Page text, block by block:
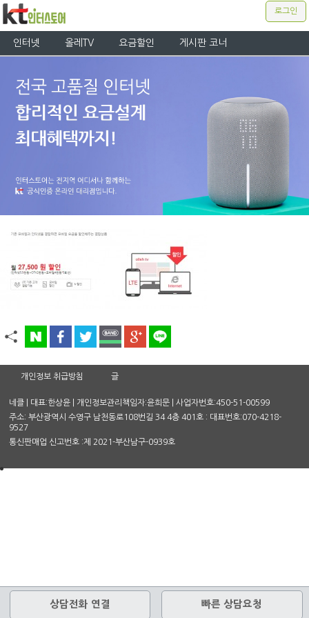
로그인
인터넷 올레TV 요금할인 게시판 코너
개인정보 취급방침 글
네클 | 대표:한상윤 | 개인정보관리책임자:윤희문 | 사업자번호:450-51-00599
주소: 부산광역시 수영구 남천동로108번길 34 4층 401호 : 대표번호:070-4218-
9527
통신판매업 신고번호 :제 2021-부산남구-0939호
상담전화 연결 빠른 상담요청